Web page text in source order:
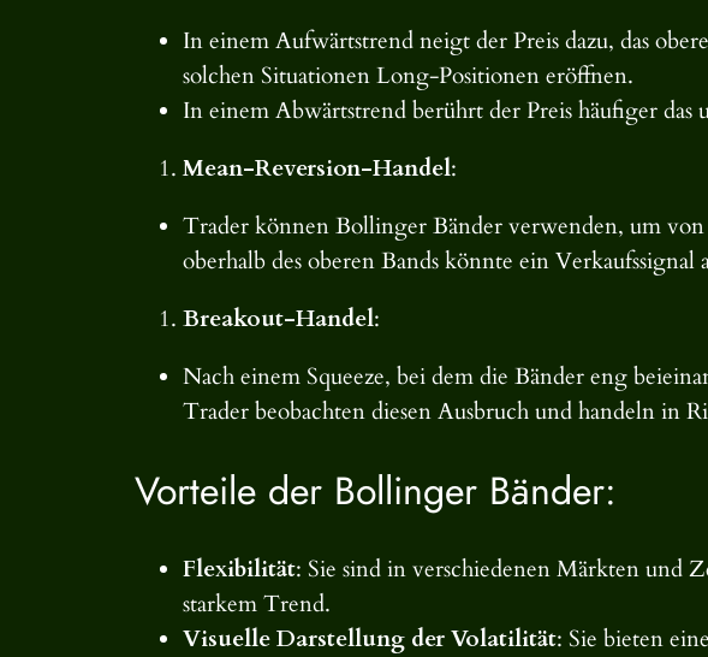
In einem Aufwärtstrend neigt der Preis dazu, das
solchen Situationen Long-Positionen eröffnen.
In einem Abwärtstrend berührt der Preis häufiger
Mean-Reversion-Handel:
Trader können Bollinger Bänder verwenden, um
oberhalb des oberen Bands könnte ein
Breakout-Handel:
Nach einem Squeeze, bei dem die Bänder eng
Trader beobachten diesen Ausbruch und handeln in
Vorteile der Bollinger Bänder:
Flexibilität: Sie sind in verschiedenen Märkten und
starkem Trend.
Visuelle Darstellung der Volatilität: Sie bieten